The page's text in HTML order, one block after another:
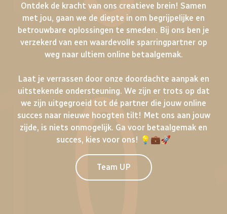
Ontdek de kracht van ons creatieve brein! Samen
met jou, gaan we de diepte in om begrijpelijke en
betrouwbare oplossingen te smeden. Bij ons ben je
verzekerd van een waardevolle sparringpartner op
weg naar ultiem online betaalgemak.
Laat je verrassen door onze doordachte aanpak en
uitstekende ondersteuning. We zijn er trots op dat
we zijn uitgegroeid tot dé partner die jouw online
succes naar nieuwe hoogten tilt! Met ons aan jouw
zijde, is niets onmogelijk. Ga voor betaalgemak en
succes, kies voor ons! 💡💼🚀
Team UP